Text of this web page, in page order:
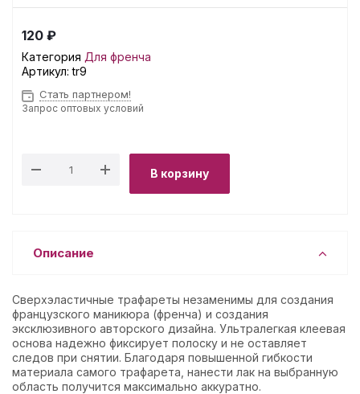
120 ₽
Категория Для френча
Артикул:tr9
Стать партнером!
Запрос оптовых условий
В корзину
Описание
Сверхэластичные трафареты незаменимы для создания
французского маникюра (френча) и создания
эксклюзивного авторского дизайна. Ультралегкая клеевая
основа надежно фиксирует полоску и не оставляет
следов при снятии. Благодаря повышенной гибкости
материала самого трафарета, нанести лак на выбранную
область получится максимально аккуратно.